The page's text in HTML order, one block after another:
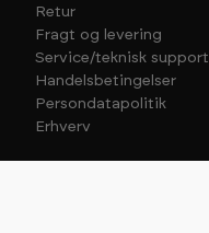
Retur
Fragt og levering
Service/teknisk support
Handelsbetingelser
Persondatapolitik
Erhverv